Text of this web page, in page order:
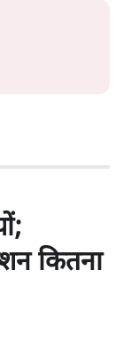
कितना